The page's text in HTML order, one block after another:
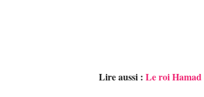
Lire aussi : Le roi